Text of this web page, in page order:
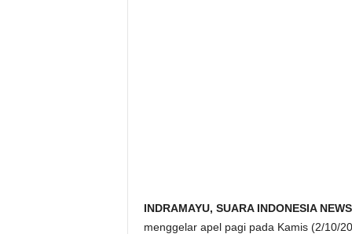
INDRAMAYU, SUARA INDONESIA NEWS
menggelar apel pagi pada Kamis (2/10/